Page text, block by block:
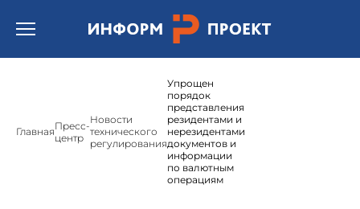
Открыть бургер меню.
ГлавнаяПресс-
центр
Новости
технического
регулирования
Упрощен
порядок
представления
резидентами и
нерезидентами
документов и
информации
по валютным
операциям